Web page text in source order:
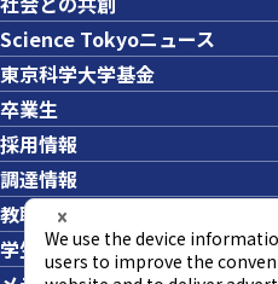
Science Tokyoニュース
東京科学大学基金
卒業生
採用情報
調達情報
教職員への業務依頼
学生の採用